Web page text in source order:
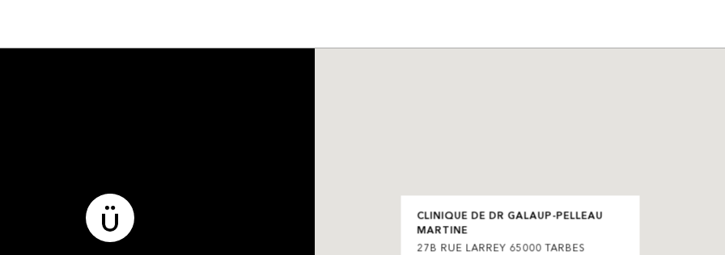
CLINIQUE DE DR GALAUP-PELLEAU
MARTINE
27B RUE LARREY 65000 TARBES